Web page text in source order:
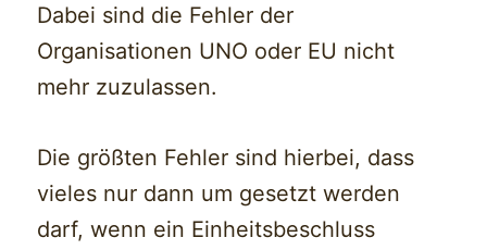
Dabei sind die Fehler der
Organisationen UNO oder EU nicht
mehr zuzulassen.
Die größten Fehler sind hierbei, dass
vieles nur dann um gesetzt werden
darf, wenn ein Einheitsbeschluss